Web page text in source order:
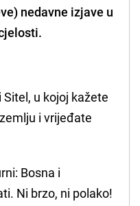
nedavne izjave u
u kojoj kažete
i vrijeđate
Bosna i
Ni brzo, ni polako!